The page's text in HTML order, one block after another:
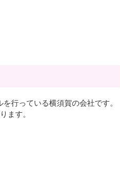
行っている横須賀の会社です。
ます。